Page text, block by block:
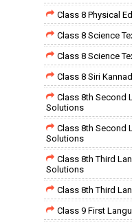
Class 8 Physical
Class 8 Science
Class 8 Science
Class 8 Siri
Class 8th Second
Solutions
Class 8th Second
Solutions
Class 8th Third
Solutions
Class 8th Third
Class 9 First